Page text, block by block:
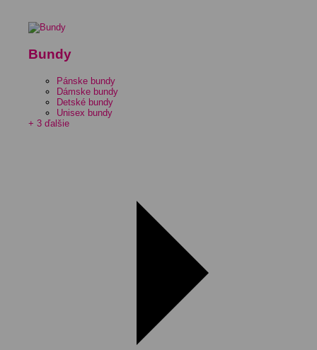
Bundy
Pánske bundy
Dámske bundy
Detské bundy
Unisex bundy
+ 3 ďalšie